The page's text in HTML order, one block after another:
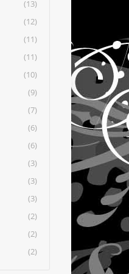
(13)
(12)
(11)
(11)
(10)
(9)
(7)
(6)
(6)
(3)
(3)
(3)
(2)
(2)
(2)